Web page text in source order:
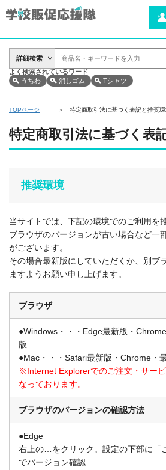
詳細検索
よく検索されているワード
うちわ
消しゴム Tシャツ
TOPページ 特定商取引法に基づく表記と推奨
特定商取引法に基づく表
推奨環境
当サイトでは、下記の環境でのご利用を
ブラウザのバージョンが古い場合など一
がございます。
その場合最新版にしていただくか、別ブ
ますようお願い申し上げます。
ブラウザ
●Windows・・・Edge最新版・
版
●Mac・・・Safari最新版・Chrome・
※Internet Explorerでのご注文・サー
なっております。
ブラウザのバージョンの確認方法
●Edge
右上の…をクリック。設定の下部に「
でバージョン確認